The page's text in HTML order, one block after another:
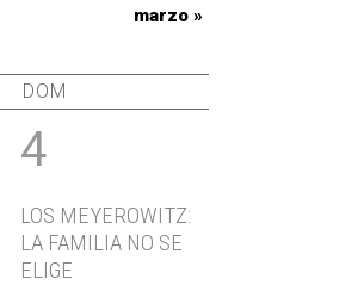
marzo »
DOM
4
LOS MEYEROWITZ:
LA FAMILIA NO SE
ELIGE